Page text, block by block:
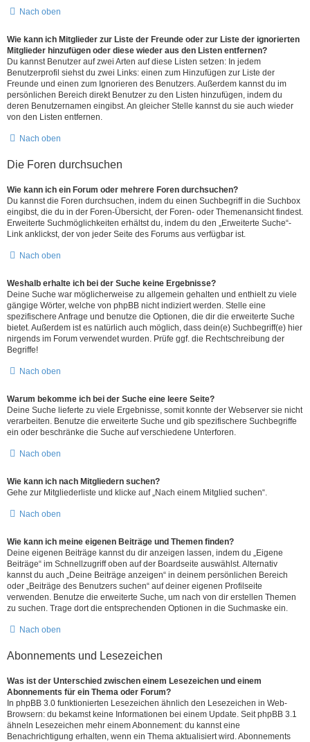
Nach oben
Wie kann ich Mitglieder zur Liste der Freunde oder zur Liste der ignorierten
Mitglieder hinzufügen oder diese wieder aus den Listen entfernen?
Du kannst Benutzer auf zwei Arten auf diese Listen setzen: In jedem
Benutzerprofil siehst du zwei Links: einen zum Hinzufügen zur Liste der
Freunde und einen zum Ignorieren des Benutzers. Außerdem kannst du im
persönlichen Bereich direkt Benutzer zu den Listen hinzufügen, indem du
deren Benutzernamen eingibst. An gleicher Stelle kannst du sie auch wieder
von den Listen entfernen.
Nach oben
Die Foren durchsuchen
Wie kann ich ein Forum oder mehrere Foren durchsuchen?
Du kannst die Foren durchsuchen, indem du einen Suchbegriff in die Suchbox
eingibst, die du in der Foren-Übersicht, der Foren- oder Themenansicht findest.
Erweiterte Suchmöglichkeiten erhältst du, indem du den „Erweiterte Suche“-
Link anklickst, der von jeder Seite des Forums aus verfügbar ist.
Nach oben
Weshalb erhalte ich bei der Suche keine Ergebnisse?
Deine Suche war möglicherweise zu allgemein gehalten und enthielt zu viele
gängige Wörter, welche von phpBB nicht indiziert werden. Stelle eine
spezifischere Anfrage und benutze die Optionen, die dir die erweiterte Suche
bietet. Außerdem ist es natürlich auch möglich, dass dein(e) Suchbegriff(e) hier
nirgends im Forum verwendet wurden. Prüfe ggf. die Rechtschreibung der
Begriffe!
Nach oben
Warum bekomme ich bei der Suche eine leere Seite?
Deine Suche lieferte zu viele Ergebnisse, somit konnte der Webserver sie nicht
verarbeiten. Benutze die erweiterte Suche und gib spezifischere Suchbegriffe
ein oder beschränke die Suche auf verschiedene Unterforen.
Nach oben
Wie kann ich nach Mitgliedern suchen?
Gehe zur Mitgliederliste und klicke auf „Nach einem Mitglied suchen“.
Nach oben
Wie kann ich meine eigenen Beiträge und Themen finden?
Deine eigenen Beiträge kannst du dir anzeigen lassen, indem du „Eigene
Beiträge“ im Schnellzugriff oben auf der Boardseite auswählst. Alternativ
kannst du auch „Deine Beiträge anzeigen“ in deinem persönlichen Bereich
oder „Beiträge des Benutzers suchen“ auf deiner eigenen Profilseite
verwenden. Benutze die erweiterte Suche, um nach von dir erstellen Themen
zu suchen. Trage dort die entsprechenden Optionen in die Suchmaske ein.
Nach oben
Abonnements und Lesezeichen
Was ist der Unterschied zwischen einem Lesezeichen und einem
Abonnements für ein Thema oder Forum?
In phpBB 3.0 funktionierten Lesezeichen ähnlich den Lesezeichen in Web-
Browsern: du bekamst keine Informationen bei einem Update. Seit phpBB 3.1
ähneln Lesezeichen mehr einem Abonnement: du kannst eine
Benachrichtigung erhalten, wenn ein Thema aktualisiert wird. Abonnements